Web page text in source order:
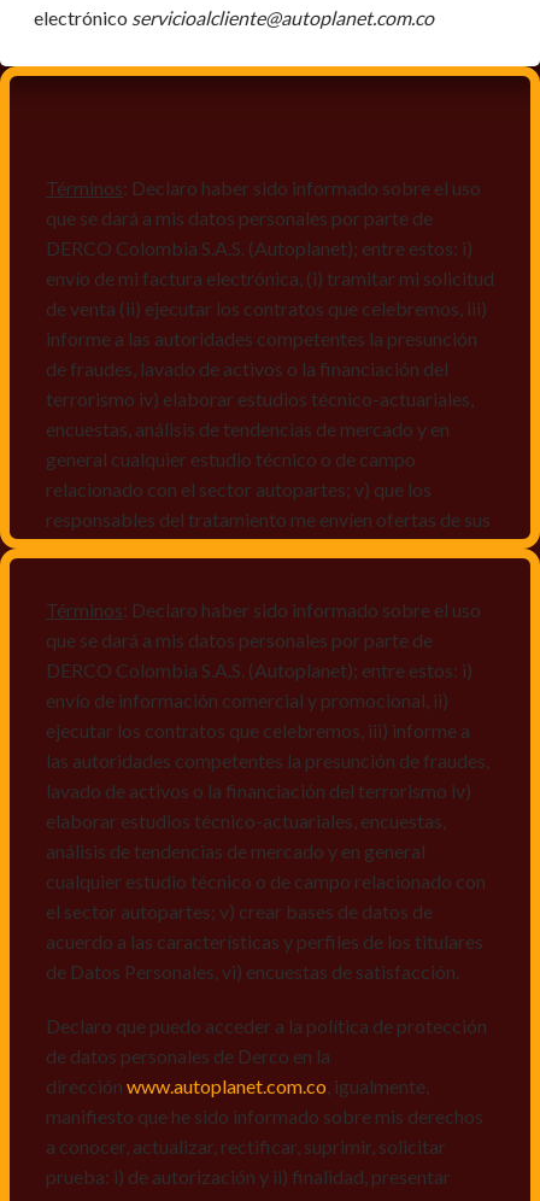
electrónico servicioalcliente@autoplanet.com.co
Términos: Declaro haber sido informado sobre el uso
que se dará a mis datos personales por parte de
DERCO Colombia S.A.S. (Autoplanet); entre estos: i)
envío de mi factura electrónica, (i) tramitar mi solicitud
de venta (ii) ejecutar los contratos que celebremos, iii)
informe a las autoridades competentes la presunción
de fraudes, lavado de activos o la financiación del
terrorismo iv) elaborar estudios técnico-actuariales,
encuestas, análisis de tendencias de mercado y en
general cualquier estudio técnico o de campo
relacionado con el sector autopartes; v) que los
responsables del tratamiento me envíen ofertas de sus
mismos, vi) crear bases de datos de acuerdo a las
características y perfiles de los titulares de Datos
Personales, v) encuestas de satisfacción, vi) reportes
recall.
Declaro que puedo acceder a la política de protección
de datos personales de Derco en la
direcciónwww.autoplanet.com.co, igualmente,
manifiesto que he sido informado sobre mis derechos
a conocer, actualizar, rectificar, suprimir, solicitar
prueba: i) de autorización y ii) finalidad, presentar
quejas y/o reclamos en canales de
atención: servicioalcliente@derco.com.coy en
responsables, para que efectúen el tratamiento de mis
datos conforme lo expuesto.
Términos: Declaro haber sido informado sobre el uso
que se dará a mis datos personales por parte de
DERCO Colombia S.A.S. (Autoplanet); entre estos: i)
envío de información comercial y promocional, ii)
ejecutar los contratos que celebremos, iii) informe a
las autoridades competentes la presunción de fraudes,
lavado de activos o la financiación del terrorismo iv)
elaborar estudios técnico-actuariales, encuestas,
análisis de tendencias de mercado y en general
cualquier estudio técnico o de campo relacionado con
el sector autopartes; v) crear bases de datos de
acuerdo a las características y perfiles de los titulares
de Datos Personales, vi) encuestas de satisfacción.
Declaro que puedo acceder a la política de protección
de datos personales de Derco en la
dirección www.autoplanet.com.co , igualmente,
manifiesto que he sido informado sobre mis derechos
a conocer, actualizar, rectificar, suprimir, solicitar
prueba: i) de autorización y ii) finalidad, presentar